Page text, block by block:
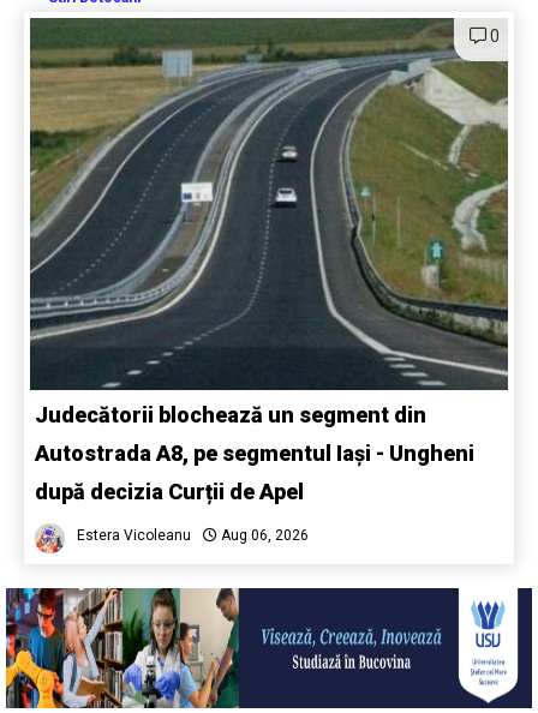
0
Judecătorii blochează un segment din
Autostrada A8, pe segmentul Iași - Ungheni
după decizia Curții de Apel
Estera Vicoleanu Aug 06, 2026